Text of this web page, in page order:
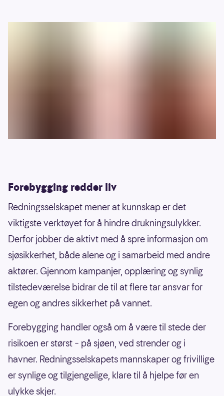
Forebygging redder liv
Redningsselskapet mener at kunnskap er det
viktigste verktøyet for å hindre drukningsulykker.
Derfor jobber de aktivt med å spre informasjon om
sjøsikkerhet, både alene og i samarbeid med andre
aktører. Gjennom kampanjer, opplæring og synlig
tilstedeværelse bidrar de til at flere tar ansvar for
egen og andres sikkerhet på vannet.
Forebygging handler også om å være til stede der
risikoen er størst – på sjøen, ved strender og i
havner. Redningsselskapets mannskaper og frivillige
er synlige og tilgjengelige, klare til å hjelpe før en
ulykke skjer.